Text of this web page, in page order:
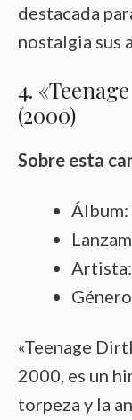
destacada
nostalgia sus
4.
(2000)
Sobre esta
Álbum:
«Teenage
2000, es un
torpeza y la